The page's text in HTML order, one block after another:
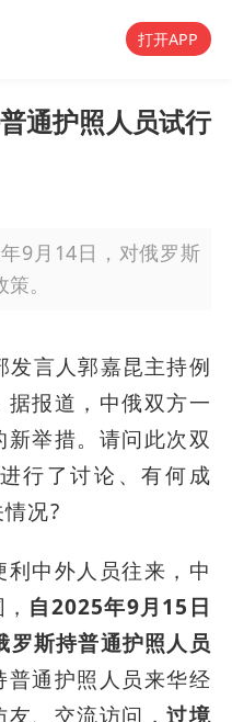
打开APP
通护照人员试行
9月14日，对俄罗斯
。
言人郭嘉昆主持例
报道，中俄双方一
举措。请问此次双
行了讨论、有何成
况?
中外人员往来，中
自2025年9月15日
斯持普通护照人员
普通护照人员来华经
友、交流访问，过境